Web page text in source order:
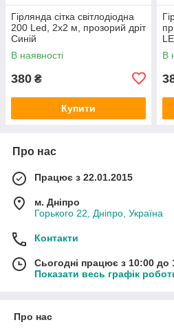
Гірлянда сітка світлодіодна
200 Led, 2x2 м, прозорий дріт
Синій
В наявності
380 ₴
Купити
В
Про нас
Працює з 22.01.2015
м. Дніпро
Горького 22, Дніпро, Україна
Контакти
Сьогодні працює з 10:00 до
Показати весь графік
Про нас